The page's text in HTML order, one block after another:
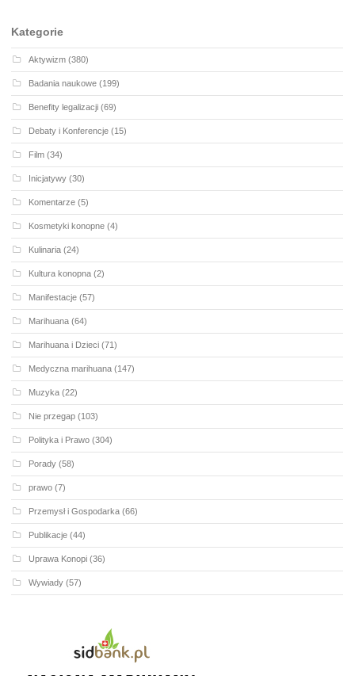
Kategorie
Aktywizm (380)
Badania naukowe (199)
Benefity legalizacji (69)
Debaty i Konferencje (15)
Film (34)
Inicjatywy (30)
Komentarze (5)
Kosmetyki konopne (4)
Kulinaria (24)
Kultura konopna (2)
Manifestacje (57)
Marihuana (64)
Marihuana i Dzieci (71)
Medyczna marihuana (147)
Muzyka (22)
Nie przegap (103)
Polityka i Prawo (304)
Porady (58)
prawo (7)
Przemysł i Gospodarka (66)
Publikacje (44)
Uprawa Konopi (36)
Wywiady (57)